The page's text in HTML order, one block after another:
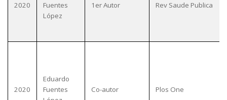
2020
Fuentes
López
1er Autor Rev Saude Publica
2020
Eduardo
Fuentes
Co-autor Plos One